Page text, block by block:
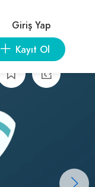
Giriş Yap
Kayıt Ol